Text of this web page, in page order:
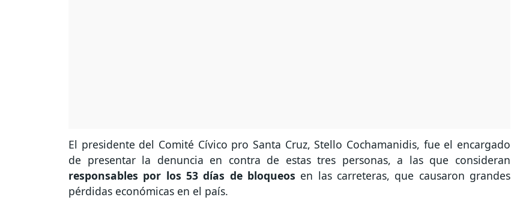
El presidente del Comité Cívico pro Santa Cruz, Stello Cochamanidis, fue el encargado
de presentar la denuncia en contra de estas tres personas, a las que consideran
responsables por los 53 días de bloqueos en las carreteras, que causaron grandes
pérdidas económicas en el país.